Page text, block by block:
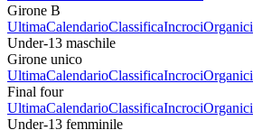
Girone B
UltimaCalendarioClassificaIncrociOrganici
Under-13 maschile
Girone unico
UltimaCalendarioClassificaIncrociOrganici
Final four
UltimaCalendarioClassificaIncrociOrganici
Under-13 femminile